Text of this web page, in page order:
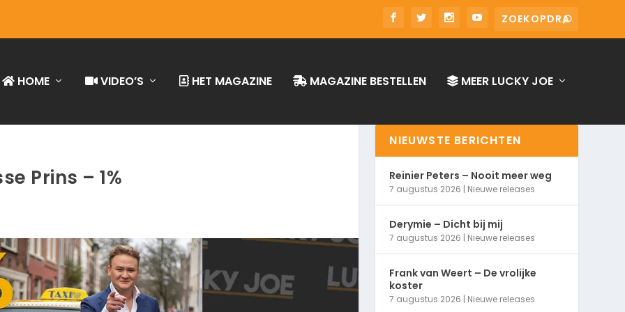
HOME VIDEO’S HET MAGAZINE MAGAZINE BESTELLEN MEER LUCKY JOE
Prins – 1%
NIEUWSTE BERICHTEN
Reinier Peters – Nooit meer weg
7 augustus 2026 | Nieuwe releases
Derymie – Dicht bij mij
7 augustus 2026 | Nieuwe releases
Frank van Weert – De vrolijke
koster
7 augustus 2026 | Nieuwe releases